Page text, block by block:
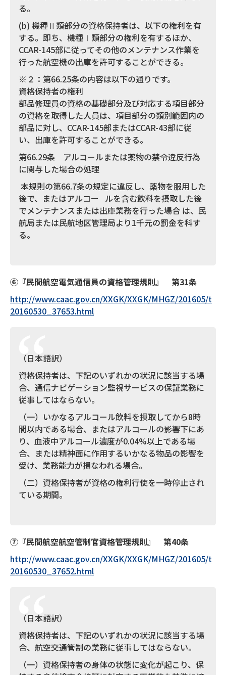
る。
(b) 機種Ⅱ類部分の資格保持者は、以下の権利を有
する。即ち、機種Ⅰ類部分の権利を有するほか、
CCAR-145部に従ってその他のメンテナンス作業を
行った航空機の出庫を許可することができる。
※２：第66.25条の内容は以下の通りです。
資格保持者の権利
部品修理員の資格の基礎部分及び対応する項目部分
の資格を取得した人員は、項目部分の類別範囲内の
部品に対し、CCAR-145部またはCCAR-43部に従
い、出庫を許可することができる。
第66.29条 アルコールまたは薬物の禁令違反行為
に関与した場合の処理
本規則の第66.7条の規定に違反し、薬物を服用した
後で、またはアルコー ルを含む飲料を摂取した後
でメンテナンスまたは出庫業務を行った場合 は、民
航局または民航地区管理局より1千元の罰金を科す
る。
⑥ 『民間航空電気通信員の資格管理規則』 第31条
http://www.caac.gov.cn/XXGK/XXGK/MHGZ/201605/t
20160530_37653.html
（日本語訳）
資格保持者は、下記のいずれかの状況に該当する場
合、通信ナビゲーション監視サービスの保証業務に
従事してはならない。
（一）いかなるアルコール飲料を摂取してから8時
間以内である場合、またはアルコールの影響下にあ
り、血液中アルコール濃度が0.04%以上である場
合、または精神面に作用するいかなる物品の影響を
受け、業務能力が損なわれる場合。
（二）資格保持者が資格の権利行使を一時停止され
ている期間。
⑦ 『民間航空航空管制官資格管理規則』 第40条
http://www.caac.gov.cn/XXGK/XXGK/MHGZ/201605/t
20160530_37652.html
（日本語訳）
資格保持者は、下記のいずれかの状況に該当する場
合、航空交通管制の業務に従事してはならない。
（一）資格保持者の身体の状態に変化が起こり、保